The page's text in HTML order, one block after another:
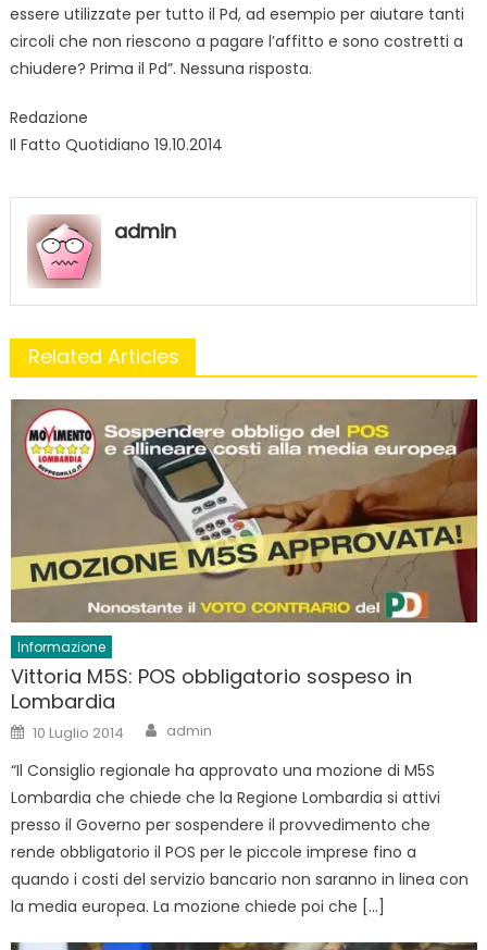
essere utilizzate per tutto il Pd, ad esempio per aiutare tanti
circoli che non riescono a pagare l’affitto e sono costretti a
chiudere? Prima il Pd”. Nessuna risposta.
Redazione
Il Fatto Quotidiano 19.10.2014
admin
Related Articles
Informazione
Vittoria M5S: POS obbligatorio sospeso in
Lombardia
Posted
on
10 Luglio 2014 Author
admin
“Il Consiglio regionale ha approvato una mozione di M5S
Lombardia che chiede che la Regione Lombardia si attivi
presso il Governo per sospendere il provvedimento che
rende obbligatorio il POS per le piccole imprese fino a
quando i costi del servizio bancario non saranno in linea con
la media europea. La mozione chiede poi che […]